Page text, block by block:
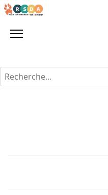
Rechercher